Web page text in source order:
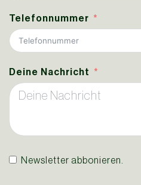
Telefonnummer
Deine Nachricht
Newsletter abbonieren.